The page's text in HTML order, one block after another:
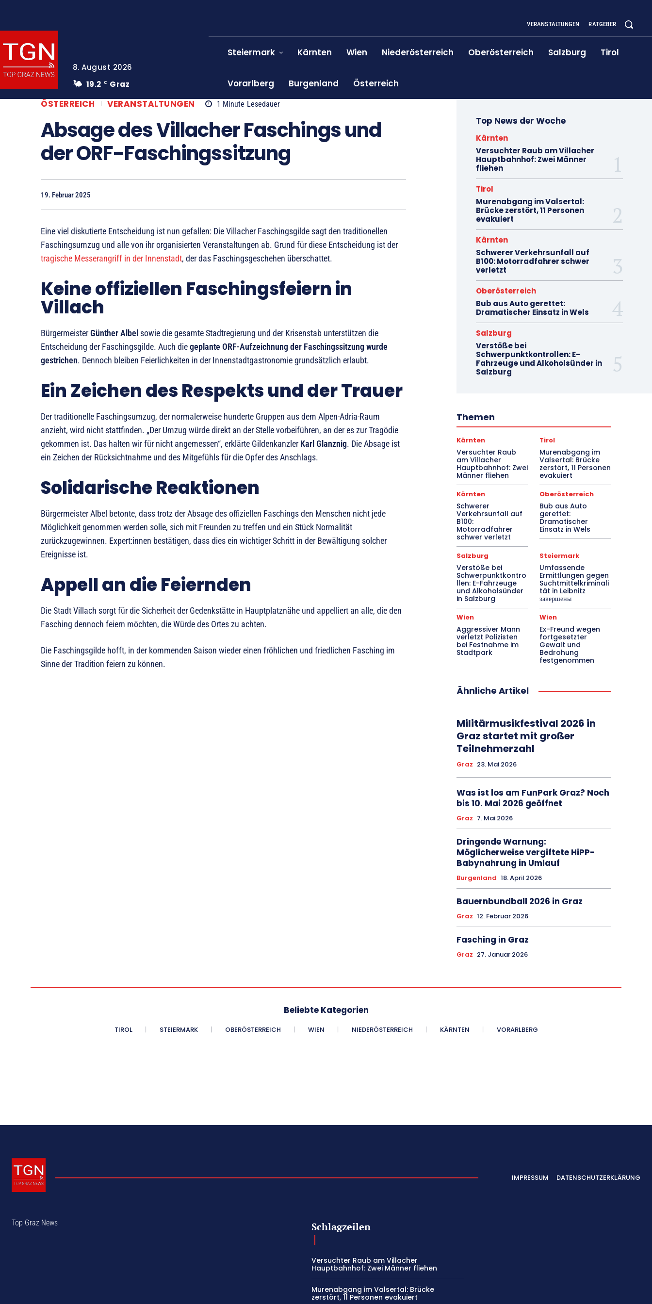
8. August 2026
19.2 C Graz
VERANSTALTUNGEN RATGEBER
Steiermark Kärnten Wien Niederösterreich Oberösterreich Salzburg Tirol
Vorarlberg Burgenland
Österreich
ÖSTERREICH
VERANSTALTUNGEN 1 Minute Lesedauer
Absage des Villacher Faschings und
der ORF-Faschingssitzung
19. Februar 2025
Eine viel diskutierte Entscheidung ist nun gefallen: Die Villacher Faschingsgilde sagt den traditionellen
Faschingsumzug und alle von ihr organisierten Veranstaltungen ab. Grund für diese Entscheidung ist der
tragische Messerangriff in der Innenstadt, der das Faschingsgeschehen überschattet.
Keine offiziellen Faschingsfeiern in
Villach
Bürgermeister Günther Albel sowie die gesamte Stadtregierung und der Krisenstab unterstützen die
Entscheidung der Faschingsgilde. Auch diegeplante ORF-Aufzeichnung der Faschingssitzung wurde
gestrichen. Dennoch bleiben Feierlichkeiten in der Innenstadtgastronomie grundsätzlich erlaubt.
Ein Zeichen des Respekts und der Trauer
Der traditionelle Faschingsumzug, der normalerweise hunderte Gruppen aus dem Alpen-Adria-Raum
anzieht, wird nicht stattfinden. „Der Umzug würde direkt an der Stelle vorbeiführen, an der es zur Tragödie
gekommen ist. Das halten wir für nicht angemessen“, erklärte Gildenkanzler Karl Glanznig. Die Absage ist
ein Zeichen der Rücksichtnahme und des Mitgefühls für die Opfer des Anschlags.
Solidarische Reaktionen
Bürgermeister Albel betonte, dass trotz der Absage des offiziellen Faschings den Menschen nicht jede
Möglichkeit genommen werden solle, sich mit Freunden zu treffen und ein Stück Normalität
zurückzugewinnen. Expert:innen bestätigen, dass dies ein wichtiger Schritt in der Bewältigung solcher
Ereignisse ist.
Appell an die Feiernden
Die Stadt Villach sorgt für die Sicherheit der Gedenkstätte in Hauptplatznähe und appelliert an alle, die den
Fasching dennoch feiern möchten, die Würde des Ortes zu achten.
Die Faschingsgilde hofft, in der kommenden Saison wieder einen fröhlichen und friedlichen Fasching im
Sinne der Tradition feiern zu können.
Top News der Woche
Kärnten
Versuchter Raub am Villacher
Hauptbahnhof: Zwei Männer
fliehen
Tirol
Murenabgang im Valsertal:
Brücke zerstört, 11 Personen
evakuiert
Kärnten
Schwerer Verkehrsunfall auf
B100: Motorradfahrer schwer
verletzt
Oberösterreich
Bub aus Auto gerettet:
Dramatischer Einsatz in Wels
Salzburg
Verstöße bei
Schwerpunktkontrollen: E-
Fahrzeuge und Alkoholsünder in
Salzburg
Themen
Kärnten
Versuchter Raub
am Villacher
Hauptbahnhof: Zwei
Männer fliehen
Tirol
Murenabgang im
Valsertal: Brücke
zerstört, 11 Personen
evakuiert
Kärnten
Schwerer
Verkehrsunfall auf
B100:
Motorradfahrer
schwer verletzt
Oberösterreich
Bub aus Auto
gerettet:
Dramatischer
Einsatz in Wels
Salzburg
Verstöße bei
Schwerpunktkontro
llen: E-Fahrzeuge
und Alkoholsünder
in Salzburg
Steiermark
Umfassende
Ermittlungen gegen
Suchtmittelkriminali
tät in Leibnitz
завершены
Wien
Aggressiver Mann
verletzt Polizisten
bei Festnahme im
Stadtpark
Wien
Ex-Freund wegen
fortgesetzter
Gewalt und
Bedrohung
festgenommen
Ähnliche Artikel
Militärmusikfestival 2026 in
Graz startet mit großer
Teilnehmerzahl
Graz 23. Mai 2026
Was ist los am FunPark Graz? Noch
bis 10. Mai 2026 geöffnet
Graz 7. Mai 2026
Dringende Warnung:
Möglicherweise vergiftete HiPP-
Babynahrung in Umlauf
Burgenland 18. April 2026
Bauernbundball 2026 in Graz
Graz 12. Februar 2026
Fasching in Graz
Graz 27. Januar 2026
Beliebte Kategorien
TIROL STEIERMARK OBERÖSTERREICH WIEN NIEDERÖSTERREICH KÄRNTEN VORARLBERG
IMPRESSUM DATENSCHUTZERKLÄRUNG
Top Graz News Schlagzeilen
Versuchter Raub am Villacher
Hauptbahnhof: Zwei Männer fliehen
Murenabgang im Valsertal: Brücke
zerstört, 11 Personen evakuiert